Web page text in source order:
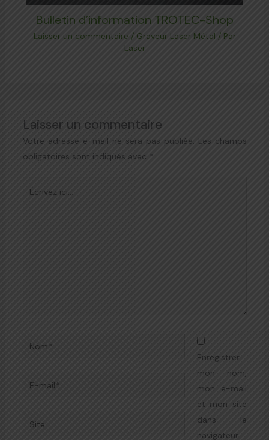
Bulletin d’information TROTEC-Shop
Laisser un commentaire / Graveur Laser Métal / Par
Laser
Laisser un commentaire
Votre adresse e-mail ne sera pas publiée. Les champs
obligatoires sont indiqués avec *
Nom*
E-
Site
Enregistrer
mon nom,
mon e-mail
et mon site
dans le
navigateur